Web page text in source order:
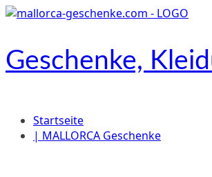
Zum
Geschenke,
Onlineshop
Startseite
| MALLORCA Geschenke